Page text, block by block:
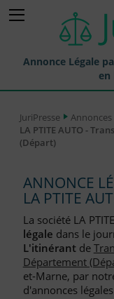
Annonce Légale
en
Annonces Légales
Journaux Habilités
Liste des Greffes
Liste des CCI
Le Blog pour les
JuriPresse
Annonces
LA PTITE AUTO -
(Départ)
ANNONCE
LA PTITE
La société LA
légale dans le
L'itinérantde
Département
et-Marne, par
d'annonces